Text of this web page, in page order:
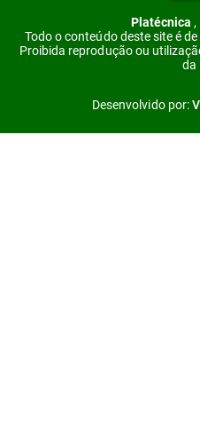
Platécnica,
Todo o conteúdo deste site é
Proibida reprodução ou
da
Desenvolvido por: